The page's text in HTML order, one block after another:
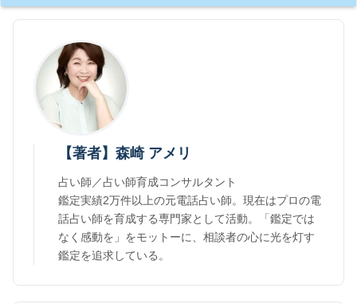
【著者】森崎 アメリ
占い師／占い師育成コンサルタント
鑑定実績2万件以上の元電話占い師。現在はプロの電
話占い師を育成する専門家として活動。「鑑定では
なく感動を」をモットーに、相談者の心に光を灯す
鑑定を追求している。